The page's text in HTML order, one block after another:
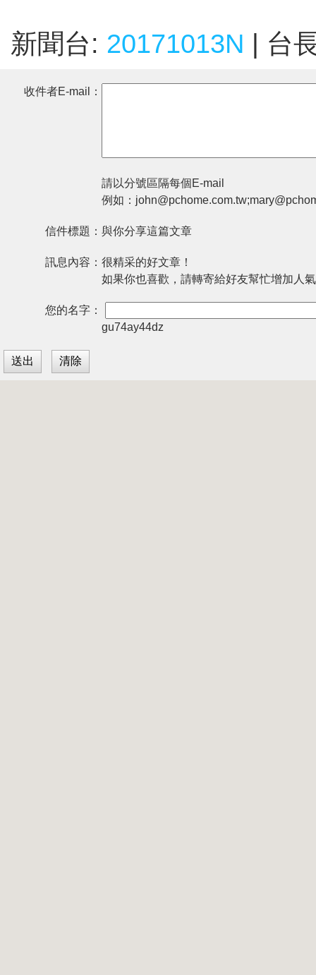
新聞台: 20171013N | 台
收件者E-mail：
請以分號區隔每個E-mail
例如：
信件標題： 與你分享這篇文章
訊息內容： 很精采的好文章！
如果你也喜歡，請轉寄給好友幫忙增加人
您的名字：
gu74ay44dz